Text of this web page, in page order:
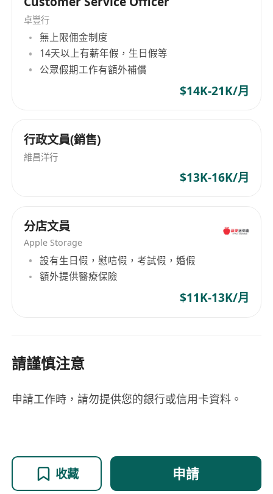
卓豐行
無上限佣金制度
14天以上有薪年假，生日假等
公眾假期工作有額外補償
$14K-21K/月
行政文員(銷售)
維昌洋行
$13K-16K/月
分店文員
Apple Storage
設有生日假，慰唁假，考試假，婚假
額外提供醫療保險
$11K-13K/月
請謹慎注意
申請工作時，請勿提供您的銀行或信用卡資料。
收藏 申請